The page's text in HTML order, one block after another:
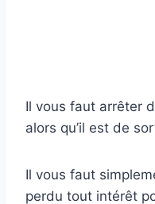
Il vous faut arrêter
alors qu’il est de
Il vous faut
perdu tout intérêt